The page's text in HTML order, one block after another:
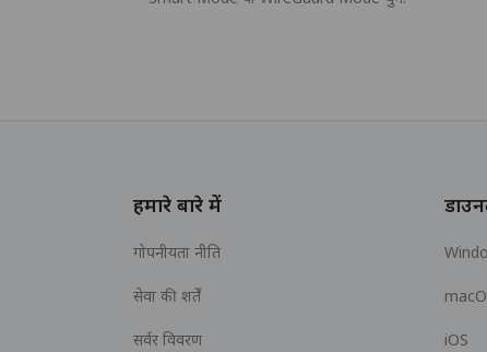
हमारे बारे में
गोपनीयता नीति
सेवा की शर्तें
सर्वर विवरण iOS